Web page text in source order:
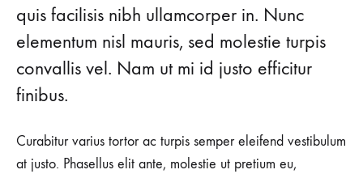
quis facilisis nibh ullamcorper in. Nunc
elementum nisl mauris, sed molestie turpis
convallis vel. Nam ut mi id justo efficitur
finibus.
Curabitur varius tortor ac turpis semper eleifend vestibulum
at justo. Phasellus elit ante, molestie ut pretium eu,